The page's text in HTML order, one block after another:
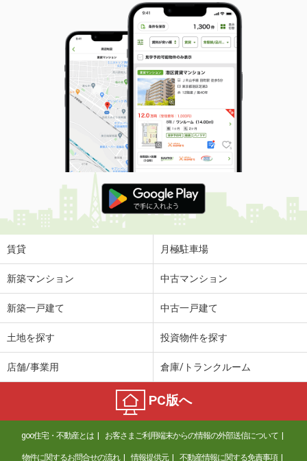
賃貸 月極駐車場
新築マンション 中古マンション
新築一戸建て 中古一戸建て
土地を探す 投資物件を探す
店舗/事業用 倉庫/トランクルーム
PC版へ
goo住宅・不動産とは お客さまご利用端末からの情報の外部送信について
物件に関するお問合せの流れ 情報提供元 不動産情報に関する免責事項